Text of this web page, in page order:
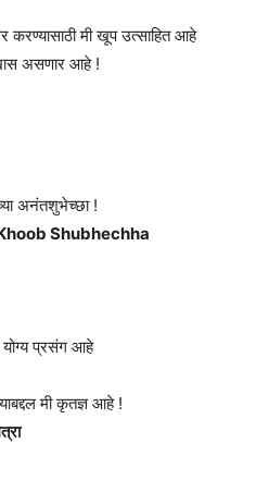
करण्यासाठी मी खूप उत्साहित आहे
असणार आहे !
अनंतशुभेच्छा !
Shubhechha
योग्य प्रसंग आहे
मी कृतज्ञ आहे !